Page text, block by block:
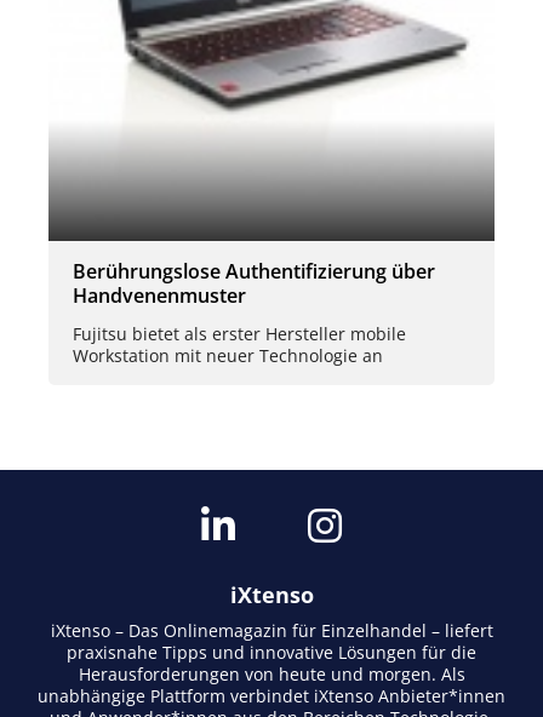
Berührungslose Authentifizierung über
Handvenenmuster
Fujitsu bietet als erster Hersteller mobile
Workstation mit neuer Technologie an
iXtenso
iXtenso – Das Onlinemagazin für Einzelhandel – liefert
praxisnahe Tipps und innovative Lösungen für die
Herausforderungen von heute und morgen. Als
unabhängige Plattform verbindet iXtenso Anbieter*innen